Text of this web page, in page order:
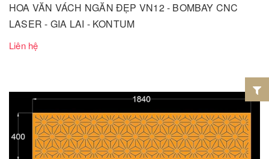
HOA VĂN VÁCH NGĂN ĐẸP VN12 - BOMBAY CNC
LASER - GIA LAI - KONTUM
Liên hệ